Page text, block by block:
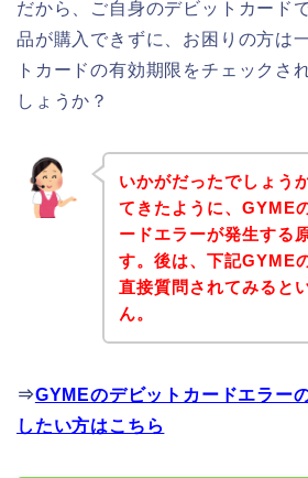
だから、ご自身のデビットカード
品が購入できずに、お困りの方は
トカードの有効期限をチェックさ
しょうか？
いかがだったでしょう
てきたように、GYME
ードエラーが発生する
す。後は、下記GYME
直接質問されてみると
ん。
⇒GYMEのデビットカードエラー
したい方はこちら